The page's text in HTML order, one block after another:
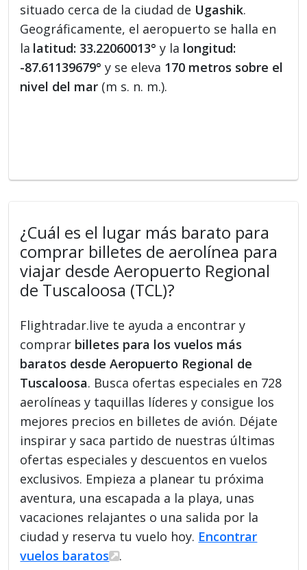
situado cerca de la ciudad de Ugashik.
Geográficamente, el aeropuerto se halla en
la latitud: 33.22060013° y la longitud:
-87.61139679° y se eleva 170 metros sobre el
nivel del mar (m s. n. m.).
¿Cuál es el lugar más barato para
comprar billetes de aerolínea para
viajar desde Aeropuerto Regional
de Tuscaloosa (TCL)?
Flightradar.live te ayuda a encontrar y
comprar billetes para los vuelos más
baratos desde Aeropuerto Regional de
Tuscaloosa. Busca ofertas especiales en 728
aerolíneas y taquillas líderes y consigue los
mejores precios en billetes de avión. Déjate
inspirar y saca partido de nuestras últimas
ofertas especiales y descuentos en vuelos
exclusivos. Empieza a planear tu próxima
aventura, una escapada a la playa, unas
vacaciones relajantes o una salida por la
ciudad y reserva tu vuelo hoy. Encontrar
vuelos baratos
.